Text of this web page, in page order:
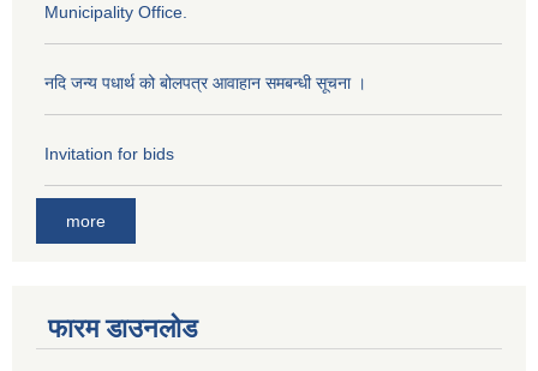
Municipality Office.
नदि जन्य पधार्थ को बोलपत्र आवाहान समबन्धी सूचना ।
Invitation for bids
more
फारम डाउनलोड